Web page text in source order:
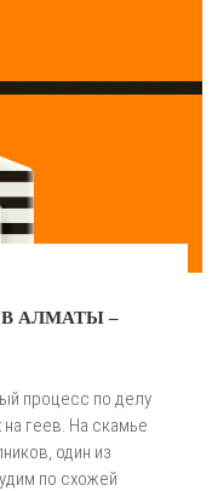
АЛМАТЫ –
процесс по делу
геев. На скамье
один из
по схожей